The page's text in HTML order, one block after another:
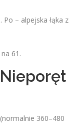
– alpejska łąka z
61.
360–480